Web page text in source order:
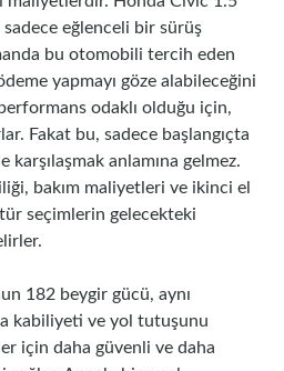
eğlenceli bir sürüş
bu otomobili tercih eden
yapmayı göze alabileceğini
odaklı olduğu için,
Fakat bu, sadece başlangıçta
anlamına gelmez.
bakım maliyetleri ve ikinci el
seçimlerin gelecekteki
182 beygir gücü, aynı
kabiliyeti ve yol tutuşunu
için daha güvenli ve daha